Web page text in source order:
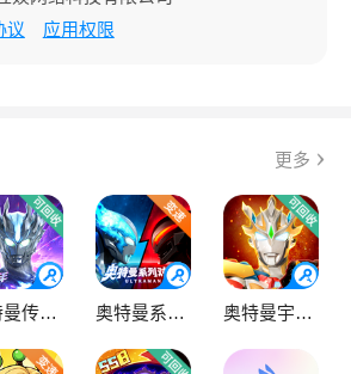
议 应用权限
更多
奥特曼传奇英雄 奥特曼系列OL 奥特曼宇宙英雄